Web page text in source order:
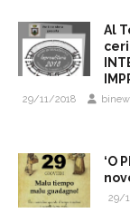
Al
29/11/2018
‘O
29/